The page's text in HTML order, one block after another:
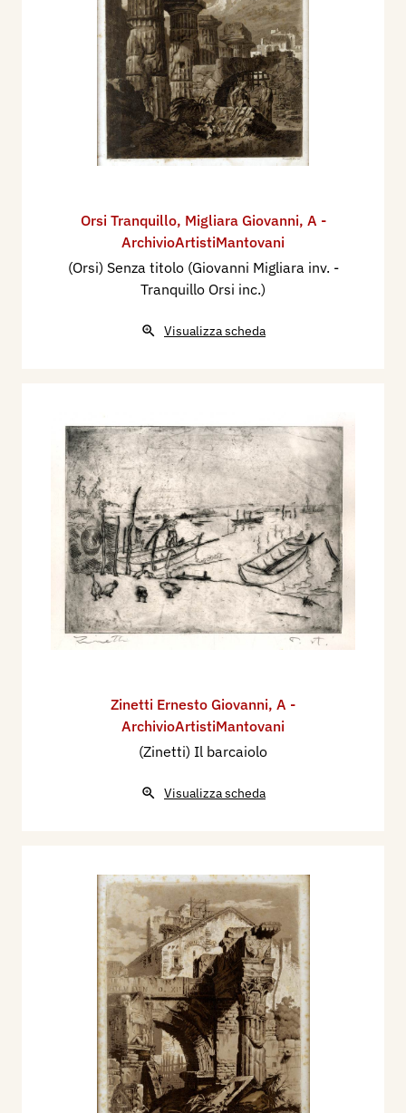
Orsi Tranquillo, Migliara Giovanni, A -
ArchivioArtistiMantovani
(Orsi) Senza titolo (Giovanni Migliara inv. -
Tranquillo Orsi inc.)
Visualizza scheda
Zinetti Ernesto Giovanni, A -
ArchivioArtistiMantovani
(Zinetti) Il barcaiolo
Visualizza scheda